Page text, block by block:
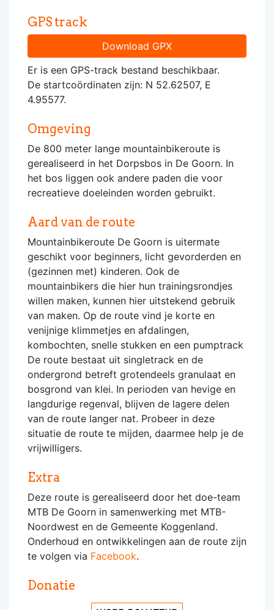
GPS track
Download GPX
Er is een GPS-track bestand beschikbaar.
De startcoördinaten zijn: N 52.62507, E
4.95577.
Omgeving
De 800 meter lange mountainbikeroute is
gerealiseerd in het Dorpsbos in De Goorn. In
het bos liggen ook andere paden die voor
recreatieve doeleinden worden gebruikt.
Aard van de route
Mountainbikeroute De Goorn is uitermate
geschikt voor beginners, licht gevorderden en
(gezinnen met) kinderen. Ook de
mountainbikers die hier hun trainingsrondjes
willen maken, kunnen hier uitstekend gebruik
van maken. Op de route vind je korte en
venijnige klimmetjes en afdalingen,
kombochten, snelle stukken en een pumptrack
De route bestaat uit singletrack en de
ondergrond betreft grotendeels granulaat en
bosgrond van klei. In perioden van hevige en
langdurige regenval, blijven de lagere delen
van de route langer nat. Probeer in deze
situatie de route te mijden, daarmee help je de
vrijwilligers.
Extra
Deze route is gerealiseerd door het doe-team
MTB De Goorn in samenwerking met MTB-
Noordwest en de Gemeente Koggenland.
Onderhoud en ontwikkelingen aan de route zijn
te volgen via Facebook.
Donatie